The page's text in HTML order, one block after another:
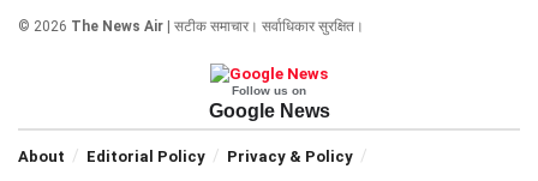
© 2026 The News Air | सटीक समाचार। सर्वाधिकार सुरक्षित।
Follow us on
Google News
About Editorial Policy Privacy & Policy